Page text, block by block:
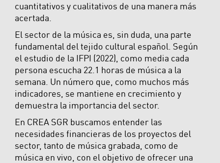
cuantitativos y cualitativos de una manera más
acertada.
El sector de la música es, sin duda, una parte
fundamental del tejido cultural español. Según
el estudio de la IFPI (2022), como media cada
persona escucha 22.1 horas de música a la
semana. Un número que, como muchos más
indicadores, se mantiene en crecimiento y
demuestra la importancia del sector.
En CREA SGR buscamos entender las
necesidades financieras de los proyectos del
sector, tanto de música grabada, como de
música en vivo, con el objetivo de ofrecer una